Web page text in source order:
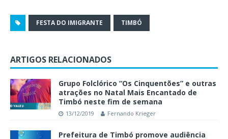
FESTA DO IMIGRANTE TIMBÓ
ARTIGOS RELACIONADOS
Grupo Folclórico “Os Cinquentões” e outras
atrações no Natal Mais Encantado de
Timbó neste fim de semana
13/12/2019 Fernando Krieger
Prefeitura de Timbó promove audiência